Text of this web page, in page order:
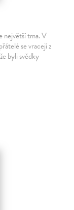
největší tma. V
se vracejí z
byli svědky